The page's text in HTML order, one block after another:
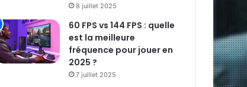
8 juillet 2025
60 FPS vs 144 FPS : quelle
est la meilleure
fréquence pour jouer en
2025 ?
7 juillet 2025